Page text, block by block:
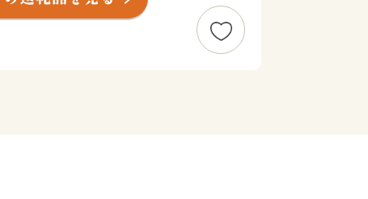
ている黒毛和牛の最高級銘柄”佐賀
ルにて名誉賞（農林水産大臣賞）を